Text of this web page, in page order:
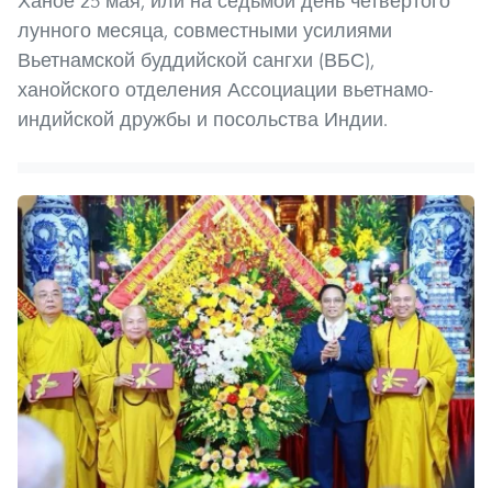
лунного месяца, совместными усилиями
Вьетнамской буддийской сангхи (ВБС),
ханойского отделения Ассоциации вьетнамо-
индийской дружбы и посольства Индии.